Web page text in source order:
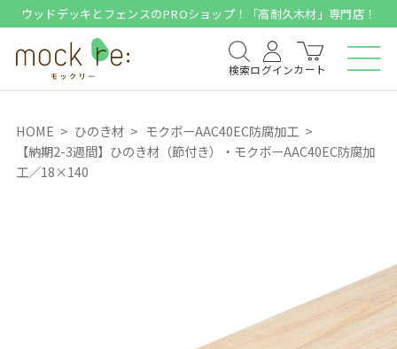
ウッドデッキとフェンスのPROショップ！「高耐久木材」専門店！
検索ログインカート
HOME ひのき材
モクボーAAC40EC防腐加工
【納期2-3週間】ひのき材（節付き）・モクボーAAC40EC防腐加
工／18×140